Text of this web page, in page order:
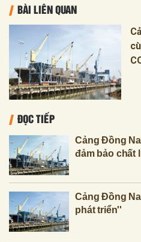
BÀI LIÊN QUAN
ĐỌC TIẾP
Cảng Đồng
đảm bảo chất
Cảng Đồng
phát triển''